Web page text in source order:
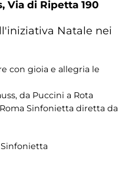
Via di Ripetta 190
Natale nei
con gioia e allegria le
da Puccini a Rota
Sinfonietta diretta da
Sinfonietta